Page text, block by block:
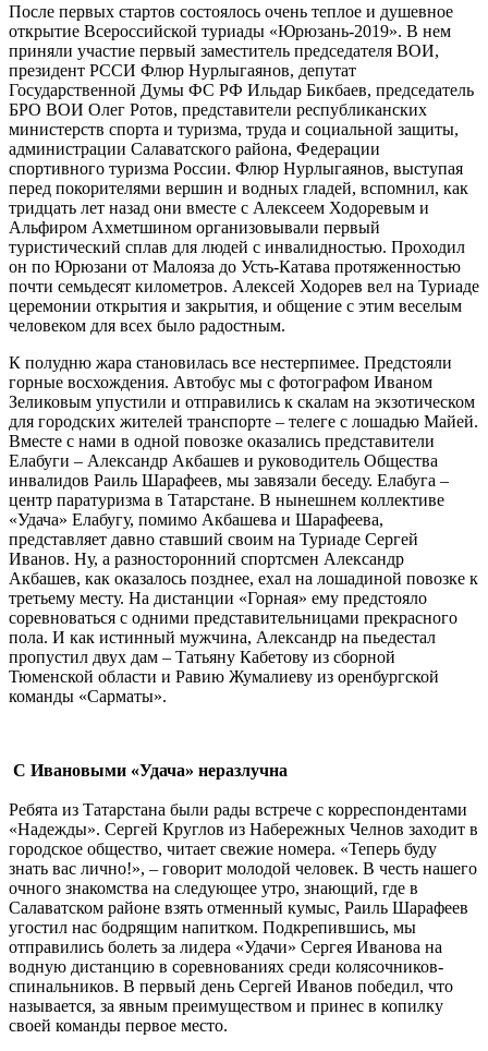
После первых стартов состоялось очень теплое и душевное
открытие Всероссийской туриады «Юрюзань-2019». В нем
приняли участие первый заместитель председателя ВОИ,
президент РССИ Флюр Нурлыгаянов, депутат
Государственной Думы ФС РФ Ильдар Бикбаев, председатель
БРО ВОИ Олег Ротов, представители республиканских
министерств спорта и туризма, труда и социальной защиты,
администрации Салаватского района, Федерации
спортивного туризма России. Флюр Нурлыгаянов, выступая
перед покорителями вершин и водных гладей, вспомнил, как
тридцать лет назад они вместе с Алексеем Ходоревым и
Альфиром Ахметшином организовывали первый
туристический сплав для людей с инвалидностью. Проходил
он по Юрюзани от Малояза до Усть-Катава протяженностью
почти семьдесят километров. Алексей Ходорев вел на Туриаде
церемонии открытия и закрытия, и общение с этим веселым
человеком для всех было радостным.
К полудню жара становилась все нестерпимее. Предстояли
горные восхождения. Автобус мы с фотографом Иваном
Зеликовым упустили и отправились к скалам на экзотическом
для городских жителей транспорте – телеге с лошадью Майей.
Вместе с нами в одной повозке оказались представители
Елабуги – Александр Акбашев и руководитель Общества
инвалидов Раиль Шарафеев, мы завязали беседу. Елабуга –
центр паратуризма в Татарстане. В нынешнем коллективе
«Удача» Елабугу, помимо Акбашева и Шарафеева,
представляет давно ставший своим на Туриаде Сергей
Иванов. Ну, а разносторонний спортсмен Александр
Акбашев, как оказалось позднее, ехал на лошадиной повозке к
третьему месту. На дистанции «Горная» ему предстояло
соревноваться с одними представительницами прекрасного
пола. И как истинный мужчина, Александр на пьедестал
пропустил двух дам – Татьяну Кабетову из сборной
Тюменской области и Равию Жумалиеву из оренбургской
команды «Сарматы».
С Ивановыми «Удача» неразлучна
Ребята из Татарстана были рады встрече с корреспондентами
«Надежды». Сергей Круглов из Набережных Челнов заходит в
городское общество, читает свежие номера. «Теперь буду
знать вас лично!», – говорит молодой человек. В честь нашего
очного знакомства на следующее утро, знающий, где в
Салаватском районе взять отменный кумыс, Раиль Шарафеев
угостил нас бодрящим напитком. Подкрепившись, мы
отправились болеть за лидера «Удачи» Сергея Иванова на
водную дистанцию в соревнованиях среди колясочников-
спинальников. В первый день Сергей Иванов победил, что
называется, за явным преимуществом и принес в копилку
своей команды первое место.